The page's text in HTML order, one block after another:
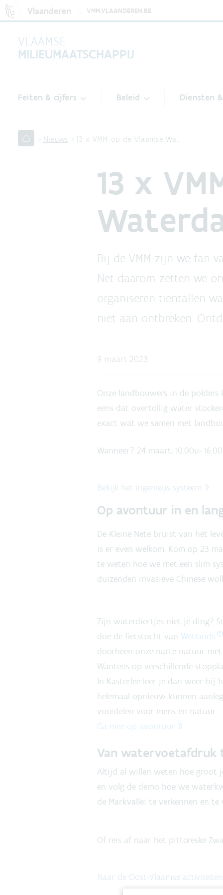
Vlaanderen VMM.VLAANDEREN.BE
VLAAMSE
MILIEUMAATSCHAPPIJ
Feiten & cijfers Beleid Diensten
Nieuws 13 x VMM op de Vlaamse Wa…
13 x
Bij de VMM zijn we fan
Net daarom zetten we
organiseren tientallen
niet aan ontbreken.
9 maart 2023
Onze landbouwers in de
eens dat overtollig water
exact wat we samen met
Wanneer? 24 maart, 10.00u-
Bekijk het ingenieus systeem »
Op avontuur in en
De Kleine Nete bruist van het
is er even welkom. Kom op 23
te weten hoe we met een slim
duizenden invasieve Chinese
Zijn waterdiertjes niet je ding?
doe de fietstocht van Wetlands
doorheen onze natte natuur
Wantens op verschillende
In Kasterlee leer je dan weer bij
helemaal opnieuw kunnen
voordelen voor mens en natuur.
Ga mee op avontuur »
Van watervoetafdruk
Altijd al willen weten hoe groot
en volg de demo hoe we
de Markvallei te verkennen en
Of reis af naar het pittoreske
Naar de Oost-Vlaamse